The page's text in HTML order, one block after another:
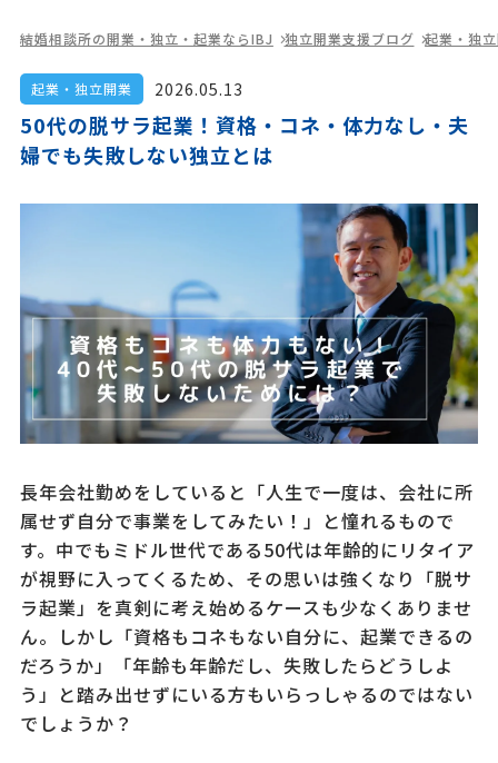
結婚相談所の開業・独立・起業ならIBJ 独立開業支援ブログ 起業・独
起業・独立開業 2026.05.13
50代の脱サラ起業！資格・コネ・体力なし・夫
婦でも失敗しない独立とは
長年会社勤めをしていると「人生で一度は、会社に所
属せず自分で事業をしてみたい！」と憧れるもので
す。中でもミドル世代である50代は年齢的にリタイア
が視野に入ってくるため、その思いは強くなり「脱サ
ラ起業」を真剣に考え始めるケースも少なくありませ
ん。しかし「資格もコネもない自分に、起業できるの
だろうか」「年齢も年齢だし、失敗したらどうしよ
う」と踏み出せずにいる方もいらっしゃるのではない
でしょうか？